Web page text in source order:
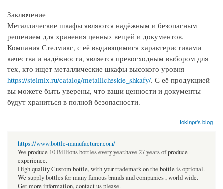
Заключение
Металлические шкафы являются надёжным и безопасным
решением для хранения ценных вещей и документов.
Компания Стелмикс, с её выдающимися характеристиками
качества и надёжности, является превосходным выбором для
тех, кто ищет металлические шкафы высокого уровня -
https://stelmix.ru/catalog/metallicheskie_shkafy/. С её продукцией
вы можете быть уверены, что ваши ценности и документы
будут храниться в полной безопасности.
fokinpr's blog
https://www.bottle-manufacturer.com/
We produce 10 Billions bottles every year.have 27 years of produce
experience.
High quality Custom bottle, with your trademark on the bottle is optional.
We supply bottles for many famous brands and companies , world wide.
Get more information, contact us please.